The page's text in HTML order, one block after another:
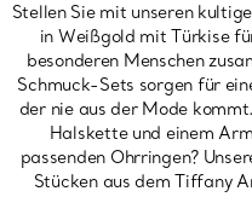
Stellen Sie mit unseren
in Weißgold mit Türkise
besonderen Menschen
Schmuck-Sets sorgen für
der nie aus der Mode
Halskette und einem
passenden Ohrringen?
Stücken aus dem Tiffany